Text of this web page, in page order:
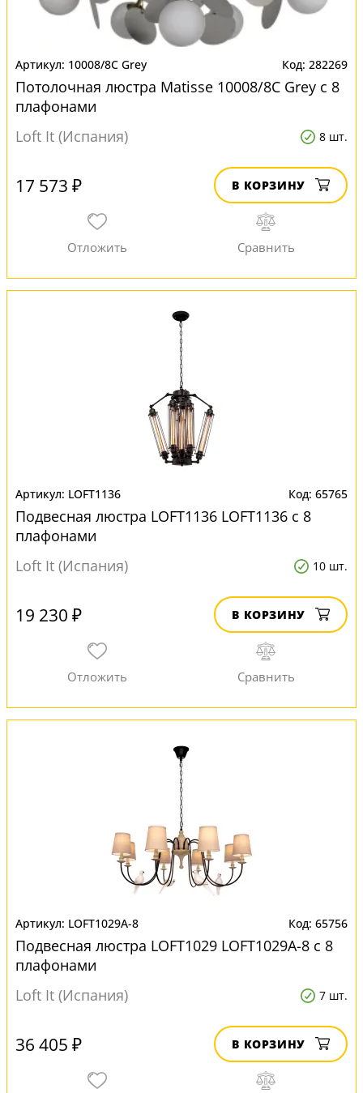
10008/8C Grey 282269
Потолочная люстра Matisse 10008/8C Grey с 8
плафонами
Loft It (Испания)
8 шт.
17 573 ₽ В КОРЗИНУ
LOFT1136 65765
Подвесная люстра LOFT1136 LOFT1136 с 8
плафонами
Loft It (Испания)
10 шт.
19 230 ₽ В КОРЗИНУ
LOFT1029A-8 65756
Подвесная люстра LOFT1029 LOFT1029A-8 с 8
плафонами
Loft It (Испания)
7 шт.
36 405 ₽ В КОРЗИНУ